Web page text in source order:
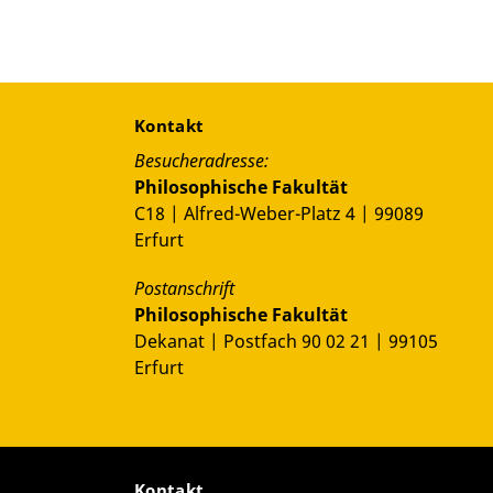
Kontakt
Besucheradresse:
Philosophische Fakultät
C18 | Alfred-Weber-Platz 4 | 99089
Erfurt
Postanschrift
Philosophische Fakultät
Dekanat | Postfach 90 02 21 | 99105
Erfurt